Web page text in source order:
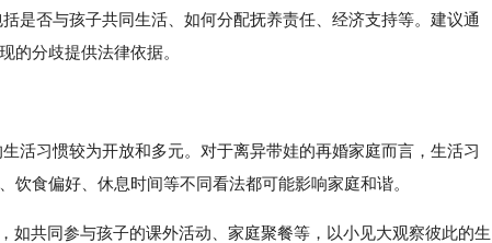
是否与孩子共同生活、如何分配抚养责任、经济支持等。建议通
的分歧提供法律依据。
活习惯较为开放和多元。对于离异带娃的再婚家庭而言，生活习
食偏好、休息时间等不同看法都可能影响家庭和谐。
如共同参与孩子的课外活动、家庭聚餐等，以小见大观察彼此的生